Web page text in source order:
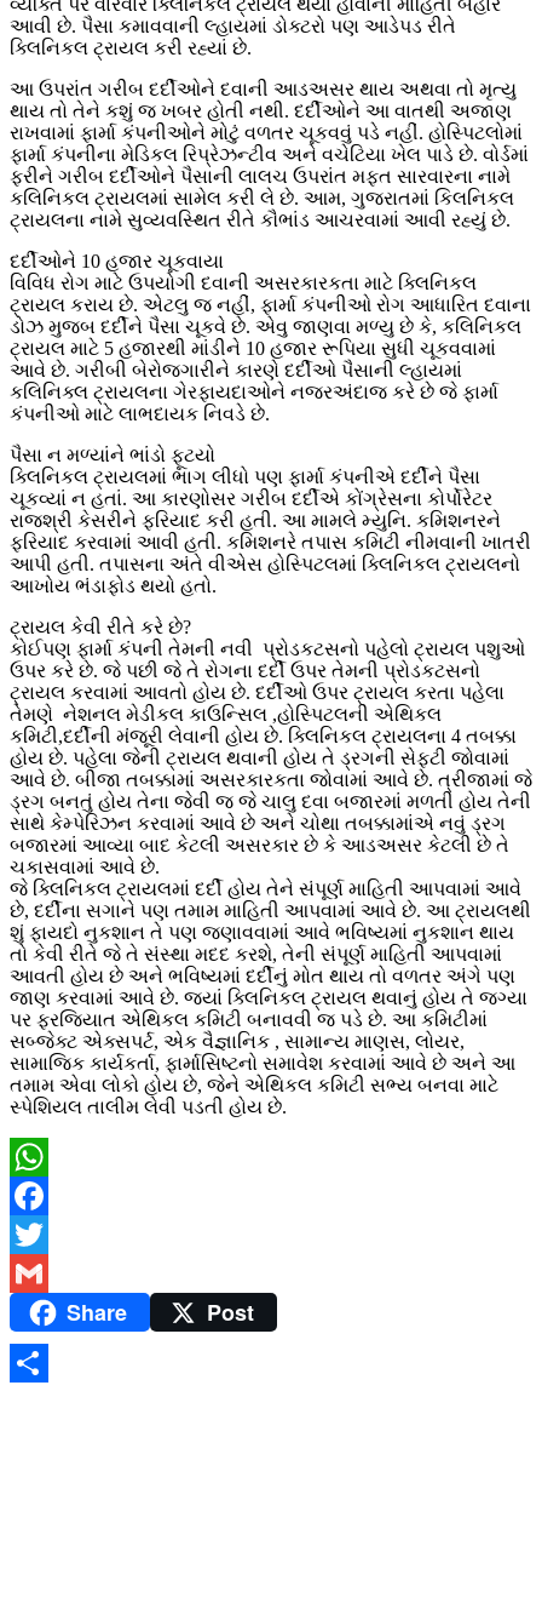
વ્યક્તિ પર વારંવાર ક્લિનિકલ ટ્રાયલ થયા હોવાની માહિતી બહાર
આવી છે. પૈસા કમાવવાની લ્હાયમાં ડોક્ટરો પણ આડેપડ રીતે
ક્લિનિકલ ટ્રાયલ કરી રહ્યાં છે.
આ ઉપરાંત ગરીબ દર્દીઓને દવાની આડઅસર થાય અથવા તો મૃત્યુ
થાય તો તેને કશું જ ખબર હોતી નથી. દર્દીઓને આ વાતથી અજાણ
રાખવામાં ફાર્મા કંપનીઓને મોટું વળતર ચૂકવવું પડે નહીં. હોસ્પિટલોમાં
ફાર્મા કંપનીના મેડિકલ રિપ્રેઝન્ટીવ અને વચેટિયા ખેલ પાડે છે. વોર્ડમાં
ફરીને ગરીબ દર્દીઓને પૈસાની લાલચ ઉપરાંત મફત સારવારના નામે
કલિનિકલ ટ્રાયલમાં સામેલ કરી લે છે. આમ, ગુજરાતમાં કિલનિકલ
ટ્રાયલના નામે સુવ્યવસ્થિત રીતે કૌભાંડ આચરવામાં આવી રહ્યું છે.
દર્દીઓને 10 હજાર ચૂકવાયા
વિવિધ રોગ માટે ઉપયોગી દવાની અસરકારકતા માટે ક્લિનિકલ
ટ્રાયલ કરાય છે. એટલુ જ નહીં, ફાર્મા કંપનીઓ રોગ આધારિત દવાના
ડોઝ મુજબ દર્દીને પૈસા ચૂકવે છે. એવુ જાણવા મળ્યુ છે કે, કલિનિકલ
ટ્રાયલ માટે 5 હજારથી માંડીને 10 હજાર રૂપિયા સુધી ચૂકવવામાં
આવે છે. ગરીબી બેરોજગારીને કારણે દર્દીઓ પૈસાની લ્હાયમાં
કલિનિક્લ ટ્રાયલના ગેરફાયદાઓને નજરઅંદાજ કરે છે જે ફાર્મા
કંપનીઓ માટે લાભદાયક નિવડે છે.
પૈસા ન મળ્યાંને ભાંડો ફૂટયો
ક્લિનિકલ ટ્રાયલમાં ભાગ લીધો પણ ફાર્મા કંપનીએ દર્દીને પૈસા
ચૂકવ્યાં ન હતાં. આ કારણોસર ગરીબ દર્દીએ કોંગ્રેસના કોર્પોરેટર
રાજશ્રી કેસરીને ફરિયાદ કરી હતી. આ મામલે મ્યુનિ. કમિશનરને
ફરિયાદ કરવામાં આવી હતી. કમિશનરે તપાસ કમિટી નીમવાની ખાતરી
આપી હતી. તપાસના અંતે વીએસ હોસ્પિટલમાં ક્લિનિકલ ટ્રાયલનો
આખોય ભંડાફોડ થયો હતો.
ટ્રાયલ કેવી રીતે કરે છે?
કોઈપણ ફાર્મા કંપની તેમની નવી પ્રોડકટસનો પહેલો ટ્રાયલ પશુઓ
ઉપર કરે છે. જે પછી જે તે રોગના દર્દી ઉપર તેમની પ્રોડકટસનો
ટ્રાયલ કરવામાં આવતો હોય છે. દર્દીઓ ઉપર ટ્રાયલ કરતા પહેલા
તેમણે નેશનલ મેડીકલ કાઉન્સિલ ,હોસ્પિટલની એથિકલ
કમિટી,દર્દીની મંજૂરી લેવાની હોય છે. ક્લિનિકલ ટ્રાયલના 4 તબક્કા
હોય છે. પહેલા જેની ટ્રાયલ થવાની હોય તે ડ્રગની સેફ્ટી જોવામાં
આવે છે. બીજા તબક્કામાં અસરકારકતા જોવામાં આવે છે. ત્રીજામાં જે
ડ્રગ બનતું હોય તેના જેવી જ જે ચાલુ દવા બજારમાં મળતી હોય તેની
સાથે કેમ્પેરિઝન કરવામાં આવે છે અને ચોથા તબક્કામાંએ નવું ડ્રગ
બજારમાં આવ્યા બાદ કેટલી અસરકાર છે કે આડઅસર કેટલી છે તે
ચકાસવામાં આવે છે.
જે ક્લિનિકલ ટ્રાયલમાં દર્દી હોય તેને સંપૂર્ણ માહિતી આપવામાં આવે
છે, દર્દીના સગાને પણ તમામ માહિતી આપવામાં આવે છે. આ ટ્રાયલથી
શું ફાયદો નુકશાન તે પણ જણાવવામાં આવે ભવિષ્યમાં નુકશાન થાય
તો કેવી રીતે જે તે સંસ્થા મદદ કરશે, તેની સંપૂર્ણ માહિતી આપવામાં
આવતી હોય છે અને ભવિષ્યમાં દર્દીનું મોત થાય તો વળતર અંગે પણ
જાણ કરવામાં આવે છે. જ્યાં ક્લિનિકલ ટ્રાયલ થવાનું હોય તે જગ્યા
પર ફરજિયાત એથિકલ કમિટી બનાવવી જ પડે છે. આ કમિટીમાં
સબ્જેક્ટ એક્સપર્ટ, એક વૈજ્ઞાનિક , સામાન્ય માણસ, લોયર,
સામાજિક કાર્યકર્તા, ફાર્માસિષ્ટનો સમાવેશ કરવામાં આવે છે અને આ
તમામ એવા લોકો હોય છે, જેને એથિકલ કમિટી સભ્ય બનવા માટે
સ્પેશિયલ તાલીમ લેવી પડતી હોય છે.
WhatsApp
Facebook
Twitter
Gmail Share Post